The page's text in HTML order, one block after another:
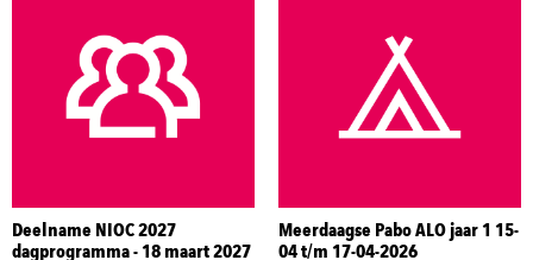
Deelname NIOC 2027
dagprogramma - 18 maart 2027
Meerdaagse Pabo ALO jaar 1 15-
04 t/m 17-04-2026